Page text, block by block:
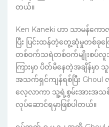
တယ်။
Ken Kaneki ဟာ သာမန်ကေ
ပြီး ပြင်းထန်တဲ့တွေ့ဆုံမှုတစ်ခု
တစ်ဝက်သရဲတစ်ဝက်မျိုးစပ်လူသာ
ကြားမှာ ပိတ်မိနေတဲ့အချိန်မှာ
အသက်ရှင်ကျန်ရစ်ပြီး
လေ့လာကာ သူ့ရဲ့စွမ်းအားအသ
လုပ်ဆောင်ရမှာဖြစ်ပါတယ်။